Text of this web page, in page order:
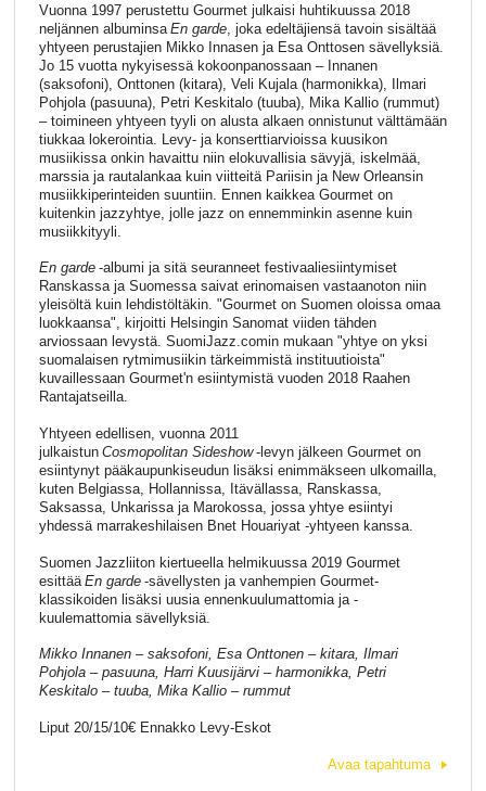
Vuonna 1997 perustettu Gourmet julkaisi huhtikuussa 2018
neljännen albuminsa En garde, joka edeltäjiensä tavoin sisältää
yhtyeen perustajien Mikko Innasen ja Esa Onttosen sävellyksiä.
Jo 15 vuotta nykyisessä kokoonpanossaan – Innanen
(saksofoni), Onttonen (kitara), Veli Kujala (harmonikka), Ilmari
Pohjola (pasuuna), Petri Keskitalo (tuuba), Mika Kallio (rummut)
– toimineen yhtyeen tyyli on alusta alkaen onnistunut välttämään
tiukkaa lokerointia. Levy- ja konserttiarvioissa kuusikon
musiikissa onkin havaittu niin elokuvallisia sävyjä, iskelmää,
marssia ja rautalankaa kuin viitteitä Pariisin ja New Orleansin
musiikkiperinteiden suuntiin. Ennen kaikkea Gourmet on
kuitenkin jazzyhtye, jolle jazz on ennemminkin asenne kuin
musiikkityyli.
En garde-albumi ja sitä seuranneet festivaaliesiintymiset
Ranskassa ja Suomessa saivat erinomaisen vastaanoton niin
yleisöltä kuin lehdistöltäkin. "Gourmet on Suomen oloissa omaa
luokkaansa", kirjoitti Helsingin Sanomat viiden tähden
arviossaan levystä. SuomiJazz.comin mukaan "yhtye on yksi
suomalaisen rytmimusiikin tärkeimmistä instituutioista"
kuvaillessaan Gourmet'n esiintymistä vuoden 2018 Raahen
Rantajatseilla.
Yhtyeen edellisen, vuonna 2011
julkaistun CosmopolitanSideshow-levyn jälkeen Gourmet on
esiintynyt pääkaupunkiseudun lisäksi enimmäkseen ulkomailla,
kuten Belgiassa, Hollannissa, Itävällassa, Ranskassa,
Saksassa, Unkarissa ja Marokossa, jossa yhtye esiintyi
yhdessä marrakeshilaisen Bnet Houariyat -yhtyeen kanssa.
Suomen Jazzliiton kiertueella helmikuussa 2019 Gourmet
esittää En garde-sävellysten ja vanhempien Gourmet-
klassikoiden lisäksi uusia ennenkuulumattomia ja -
kuulemattomia sävellyksiä.
Mikko Innanen – saksofoni, Esa Onttonen– kitara, Ilmari
Pohjola – pasuuna, Harri Kuusijärvi– harmonikka, Petri
Keskitalo – tuuba, Mika Kallio – rummut
Liput 20/15/10€ Ennakko Levy-Eskot
Avaa tapahtuma